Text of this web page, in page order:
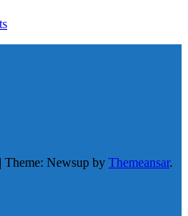
| Theme: Newsup by Themeansar.